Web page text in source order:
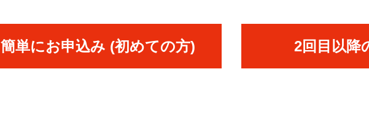
簡単にお申込み (初めての方) 2回目以降